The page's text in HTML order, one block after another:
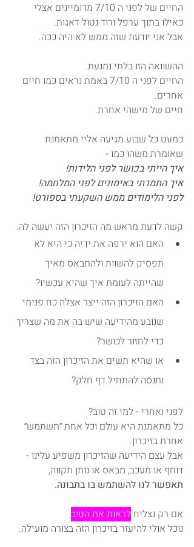
החיים של לפני ה 7/10 מדומיינים אצלי
כאילו בתוך ערפל ורוד נטול דאגות.
אבל אני יודעת שזה ממש לא היה ככה.
ההשוואה הזו בלתי נמנעת.
החיים לפני ה 7/10 באמת נראים כמו חיים
אחרים.
חיים של מישהי אחרת.
כמעט כל שבוע מגיעה אליי מתאמנת
שאומרת משהו כמו -
איך הייתי בכושר לפני הלידות!
איך התמדתי באימונים לפני המלחמה!
לפני הלימודים ממש השקעתי בספורט!
קשה לדעת מראש מה הזיכרון הזה יעשה לה.
האם הוא ירפה את ידיה כי היא לא
תפסיק להשוות ולהתבאס מאיך
שהייתה לעומת איך שהיא עכשיו?
האם הזיכרון הזה ייצר אצלה כח פנימי
שנובע מהידיעה שיש בה את מה שצריך
כדי לחזור לכושר?
או שהיא תשים את הזיכרון הזה בצד
ותנסה להתחיל דף חלק?
לפני ואחרי - למי זה טוב?
כל מתאמנת היא עולם וכל אחת ״תשתמש״
אחרת בזיכרון.
אבל עצם הידיעה שהזיכרון משפיע עלינו -
דוחף או מעכב, מבאס או נותן תקווה,
תאפשר לנו להשתמש בו בתבונה.
אם רק נצליח לראות את הטוב,
נוכל אולי להיעזר בזיכרון הזה בצורה מועילה.